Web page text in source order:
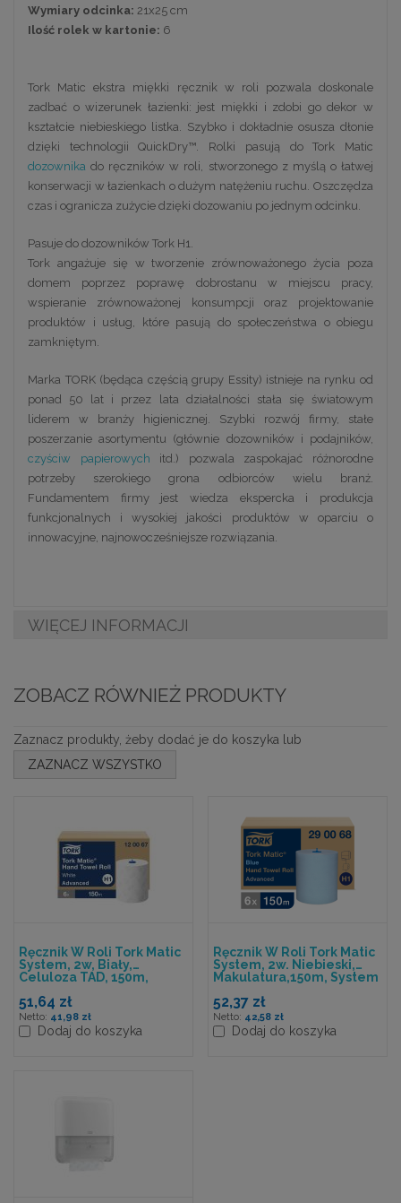
Wymiary odcinka: 21x25 cm
Ilość rolek w kartonie: 6
Tork Matic ekstra miękki ręcznik w roli pozwala doskonale
zadbać o wizerunek łazienki: jest miękki i zdobi go dekor w
kształcie niebieskiego listka. Szybko i dokładnie osusza dłonie
dzięki technologii QuickDry™. Rolki pasują do Tork Matic
dozownika do ręczników w roli, stworzonego z myślą o łatwej
konserwacji w łazienkach o dużym natężeniu ruchu. Oszczędza
czas i ogranicza zużycie dzięki dozowaniu po jednym odcinku.
Pasuje do dozowników Tork H1.
Tork angażuje się w tworzenie zrównoważonego życia poza
domem poprzez poprawę dobrostanu w miejscu pracy,
wspieranie zrównoważonej konsumpcji oraz projektowanie
produktów i usług, które pasują do społeczeństwa o obiegu
zamkniętym.
Marka TORK (będąca częścią grupy Essity) istnieje na rynku od
ponad 50 lat i przez lata działalności stała się światowym
liderem w branży higienicznej. Szybki rozwój firmy, stałe
poszerzanie asortymentu (głównie dozowników i podajników,
czyściw papierowych itd.) pozwala zaspokajać różnorodne
potrzeby szerokiego grona odbiorców wielu branż.
Fundamentem firmy jest wiedza ekspercka i produkcja
funkcjonalnych i wysokiej jakości produktów w oparciu o
innowacyjne, najnowocześniejsze rozwiązania.
WIĘCEJ INFORMACJI
ZOBACZ RÓWNIEŻ PRODUKTY
Zaznacz produkty, żeby dodać je do koszyka lub
ZAZNACZ WSZYSTKO
Ręcznik W Roli Tork Matic
System, 2w, Biały,
Celuloza TAD, 150m,
51,64 zł
41,98 zł
Dodaj do koszyka
Ręcznik W Roli Tork Matic
System, 2w. Niebieski,
Makulatura,150m, System
52,37 zł
42,58 zł
Dodaj do koszyka